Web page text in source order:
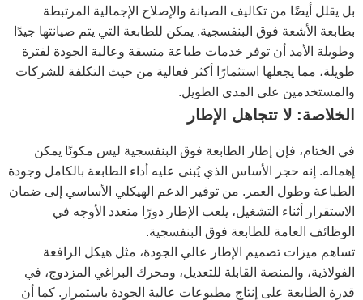
بل يقلل أيضًا من تكاليف الصيانة والإصلاح الإجمالية المرتبطة
بطابعة الأشعة فوق البنفسجية. يمكن للطابعة التي يتم صيانتها جيدًا
وطويلة الأمد أن توفر خدمات طباعة متسقة وعالية الجودة لفترة
طويلة، مما يجعلها استثمارًا أكثر فعالية من حيث التكلفة للشركات
والمستخدمين على المدى الطويل.
الخلاصة: لا تتجاهل الإطار
في الختام، فإن إطار الطابعة فوق البنفسجية ليس مكونًا يمكن
إهماله. إنه حجر الأساس الذي يُبنى عليه أداء الطابعة بالكامل وجودة
الطباعة وطول العمر. من توفير الدعم الهيكلي الأساسي إلى ضمان
الاستقرار أثناء التشغيل، يلعب الإطار دورًا متعدد الأوجه في
الوظائف العامة للطابعة فوق البنفسجية.
تساهم ميزات تصميم الإطار عالي الجودة، مثل هيكل الرافعة
الفولاذية، والمنصة القابلة للتعديل، ومحرك البراغي المزدوج، في
قدرة الطابعة على إنتاج مطبوعات عالية الجودة باستمرار. كما أن